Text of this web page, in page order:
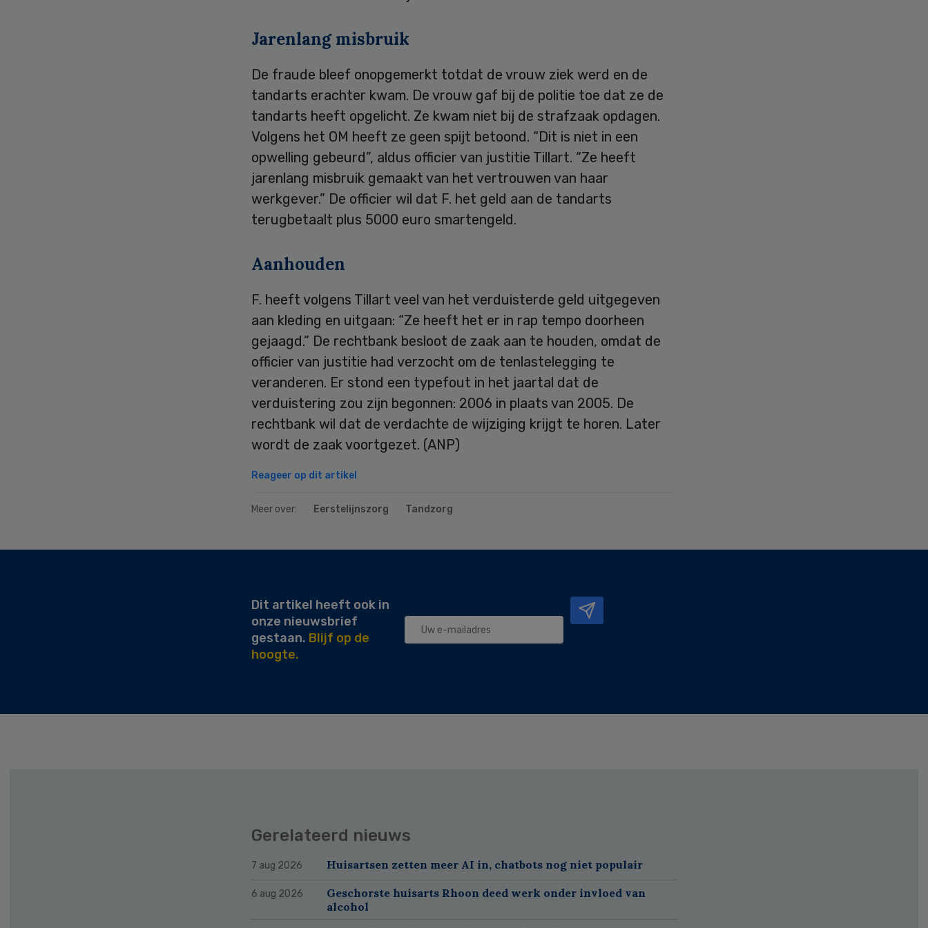
Jarenlang misbruik
De fraude bleef onopgemerkt totdat de vrouw ziek werd en de
tandarts erachter kwam. De vrouw gaf bij de politie toe dat ze de
tandarts heeft opgelicht. Ze kwam niet bij de strafzaak opdagen.
Volgens het OM heeft ze geen spijt betoond. “Dit is niet in een
opwelling gebeurd”, aldus officier van justitie Tillart. “Ze heeft
jarenlang misbruik gemaakt van het vertrouwen van haar
werkgever.” De officier wil dat F. het geld aan de tandarts
terugbetaalt plus 5000 euro smartengeld.
Aanhouden
F. heeft volgens Tillart veel van het verduisterde geld uitgegeven
aan kleding en uitgaan: “Ze heeft het er in rap tempo doorheen
gejaagd.” De rechtbank besloot de zaak aan te houden, omdat de
officier van justitie had verzocht om de tenlastelegging te
veranderen. Er stond een typefout in het jaartal dat de
verduistering zou zijn begonnen: 2006 in plaats van 2005. De
rechtbank wil dat de verdachte de wijziging krijgt te horen. Later
wordt de zaak voortgezet. (ANP)
Reageer op dit artikel
Meer over: Eerstelijnszorg Tandzorg
Dit artikel heeft ook in
onze nieuwsbrief
gestaan. Blijf op de
hoogte.
Gerelateerd nieuws
7 aug 2026 Huisartsen zetten meer AI in, chatbots nog niet populair
6 aug 2026
Geschorste huisarts Rhoon deed werk onder invloed van
alcohol